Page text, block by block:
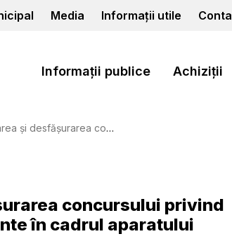
Media Informații utile
Informații publice Achiziții
execuție vacante în cadrul aparatului Primăriei municipiului Cahul
concursului privind
în cadrul aparatului